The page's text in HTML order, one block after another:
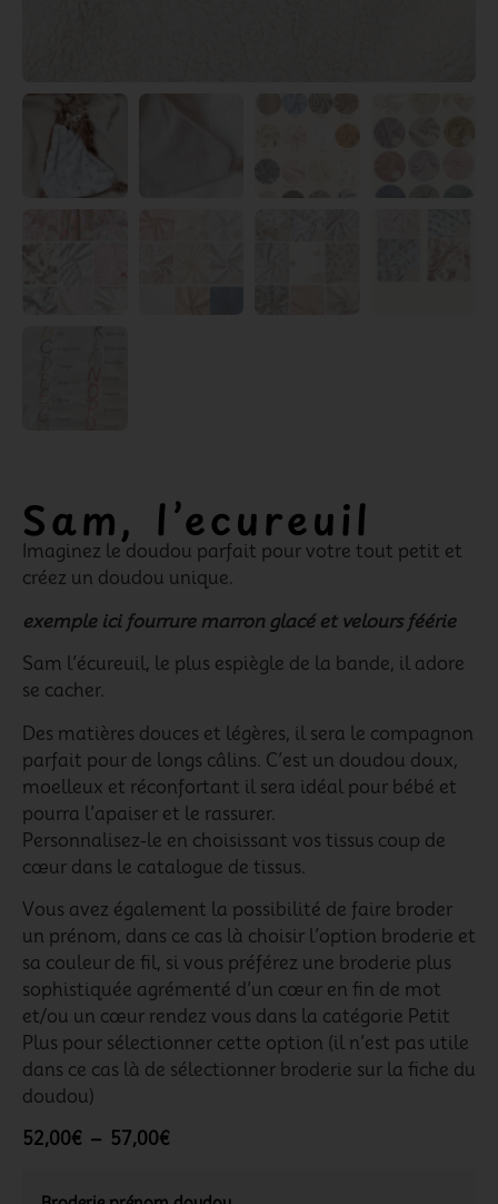
Sam, l’ecureuil
Imaginez le doudou parfait pour votre tout petit et
créez un doudou unique.
exemple ici fourrure marron glacé et velours féérie
Sam l’écureuil, le plus espiègle de la bande, il adore
se cacher.
Des matières douces et légères, il sera le compagnon
parfait pour de longs câlins. C’est un doudou doux,
moelleux et réconfortant il sera idéal pour bébé et
pourra l’apaiser et le rassurer.
Personnalisez-le en choisissant vos tissus coup de
cœur dans le catalogue de tissus.
Vous avez également la possibilité de faire broder
un prénom, dans ce cas là choisir l’option broderie et
sa couleur de fil, si vous préférez une broderie plus
sophistiquée agrémenté d’un cœur en fin de mot
et/ou un cœur rendez vous dans la catégorie Petit
Plus pour sélectionner cette option (il n’est pas utile
dans ce cas là de sélectionner broderie sur la fiche du
doudou)
52,00€ – 57,00€